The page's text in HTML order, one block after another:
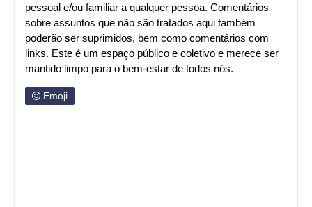
pessoal e/ou familiar a qualquer pessoa. Comentários
sobre assuntos que não são tratados aqui também
poderão ser suprimidos, bem como comentários com
links. Este é um espaço público e coletivo e merece ser
mantido limpo para o bem-estar de todos nós.
Emoji